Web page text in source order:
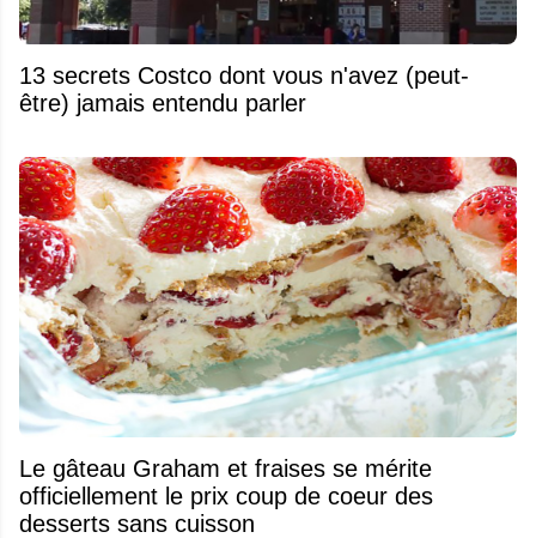
13 secrets Costco dont vous n'avez (peut-
être) jamais entendu parler
Le gâteau Graham et fraises se mérite
officiellement le prix coup de coeur des
desserts sans cuisson